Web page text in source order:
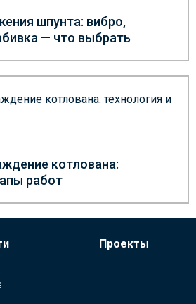
шпунта: вибро,
— что выбрать
котлована:
работ
Проекты